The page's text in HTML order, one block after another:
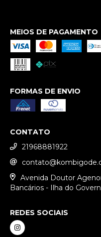
MEIOS DE PAGAMENTO
FORMAS DE ENVIO
CONTATO
21968881922
Avenida Doutor
Bancários - Ilha do
REDES SOCIAIS